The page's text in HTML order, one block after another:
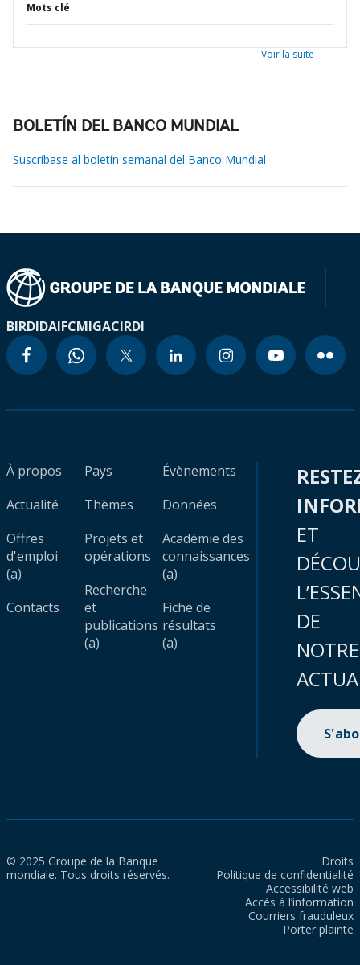
Mots clé
Voir la suite
BOLETÍN DEL BANCO MUNDIAL
Suscríbase al boletín semanal del Banco Mundial
BIRDIDAIFCMIGACIRDI
À propos
Actualité
Offres
d'emploi
(a)
Contacts
Pays
Thèmes
Projets et
opérations
Recherche
et
publications
(a)
Évènements
Données
Académie des
connaissances
(a)
Fiche de
résultats
(a)
ET
DE
NOTRE
© 2025 Groupe de la Banque
mondiale. Tous droits réservés.
Droits
Politique de confidentialité
Accessibilité web
Accès à l’information
Courriers frauduleux
Porter plainte